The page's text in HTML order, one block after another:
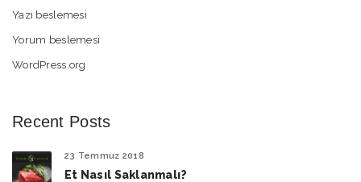
Yazı beslemesi
Yorum beslemesi
WordPress.org
Recent Posts
23 Temmuz 2018
Et Nasıl Saklanmalı?